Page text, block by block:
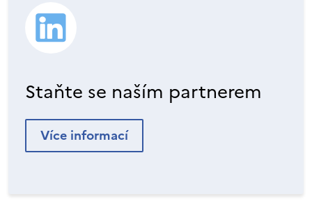
Staňte se naším partnerem
Více informací